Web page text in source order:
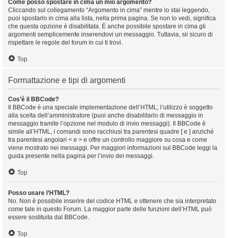
Come posso spostare in cima un mio argomento?
Cliccando sul collegamento “Argomento in cima” mentre lo stai leggendo,
puoi spostarlo in cima alla lista, nella prima pagina. Se non lo vedi, significa
che questa opzione è disabilitata. È anche possibile spostare in cima gli
argomenti semplicemente inserendovi un messaggio. Tuttavia, sii sicuro di
rispettare le regole del forum in cui ti trovi.
Top
Formattazione e tipi di argomenti
Cos’è il BBCode?
Il BBCode è una speciale implementazione dell’HTML; l’utilizzo è soggetto
alla scelta dell’amministratore (puoi anche disabilitarlo di messaggio in
messaggio tramite l’opzione nel modulo di invio messaggi). Il BBCode è
simile all’HTML, i comandi sono racchiusi tra parentesi quadre [ e ] anziché
tra parentesi angolari < e > e offre un controllo maggiore su cosa e come
viene mostrato nei messaggi. Per maggiori informazioni sul BBCode leggi la
guida presente nella pagina per l’invio dei messaggi.
Top
Posso usare l’HTML?
No. Non è possibile inserire del codice HTML e ottenere che sia interpretato
come tale in questo Forum. La maggior parte delle funzioni dell’HTML può
essere sostituita dal BBCode.
Top